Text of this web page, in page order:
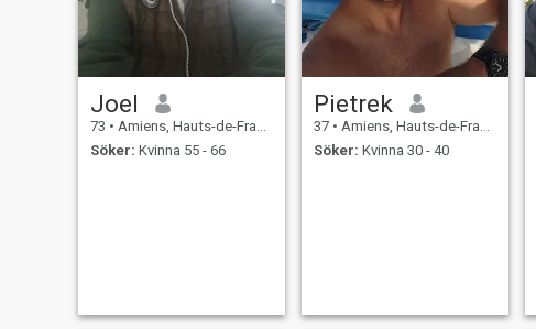
Joel
73 • Amiens, Hauts-de-France, Frankrike
Söker: Kvinna 55 - 66
Pietrek
37 • Amiens, Hauts-de-France, Frankrike
Söker: Kvinna 30 - 40